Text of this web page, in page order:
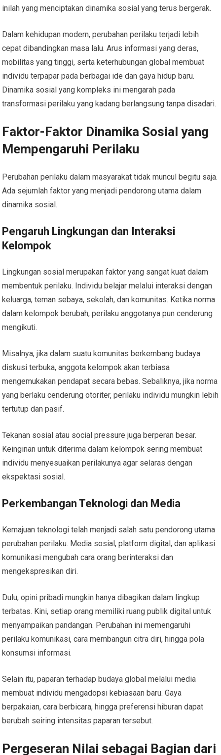
inilah yang menciptakan dinamika sosial yang terus bergerak.
Dalam kehidupan modern, perubahan perilaku terjadi lebih
cepat dibandingkan masa lalu. Arus informasi yang deras,
mobilitas yang tinggi, serta keterhubungan global membuat
individu terpapar pada berbagai ide dan gaya hidup baru.
Dinamika sosial yang kompleks ini mengarah pada
transformasi perilaku yang kadang berlangsung tanpa disadari.
Faktor-Faktor Dinamika Sosial yang
Mempengaruhi Perilaku
Perubahan perilaku dalam masyarakat tidak muncul begitu saja.
Ada sejumlah faktor yang menjadi pendorong utama dalam
dinamika sosial.
Pengaruh Lingkungan dan Interaksi
Kelompok
Lingkungan sosial merupakan faktor yang sangat kuat dalam
membentuk perilaku. Individu belajar melalui interaksi dengan
keluarga, teman sebaya, sekolah, dan komunitas. Ketika norma
dalam kelompok berubah, perilaku anggotanya pun cenderung
mengikuti.
Misalnya, jika dalam suatu komunitas berkembang budaya
diskusi terbuka, anggota kelompok akan terbiasa
mengemukakan pendapat secara bebas. Sebaliknya, jika norma
yang berlaku cenderung otoriter, perilaku individu mungkin lebih
tertutup dan pasif.
Tekanan sosial atau social pressure juga berperan besar.
Keinginan untuk diterima dalam kelompok sering membuat
individu menyesuaikan perilakunya agar selaras dengan
ekspektasi sosial.
Perkembangan Teknologi dan Media
Kemajuan teknologi telah menjadi salah satu pendorong utama
perubahan perilaku. Media sosial, platform digital, dan aplikasi
komunikasi mengubah cara orang berinteraksi dan
mengekspresikan diri.
Dulu, opini pribadi mungkin hanya dibagikan dalam lingkup
terbatas. Kini, setiap orang memiliki ruang publik digital untuk
menyampaikan pandangan. Perubahan ini memengaruhi
perilaku komunikasi, cara membangun citra diri, hingga pola
konsumsi informasi.
Selain itu, paparan terhadap budaya global melalui media
membuat individu mengadopsi kebiasaan baru. Gaya
berpakaian, cara berbicara, hingga preferensi hiburan dapat
berubah seiring intensitas paparan tersebut.
Pergeseran Nilai sebagai Bagian dari